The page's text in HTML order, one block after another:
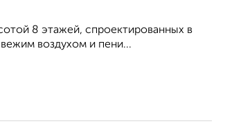
8 этажей, спроектированных в
воздухом и пени...